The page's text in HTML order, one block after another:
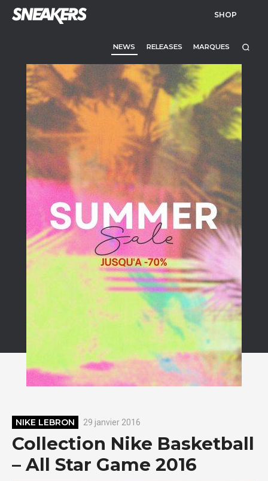
SHOP
NEWS RELEASES MARQUES
NIKE LEBRON 29 janvier 2016
Collection Nike Basketball
– All Star Game 2016